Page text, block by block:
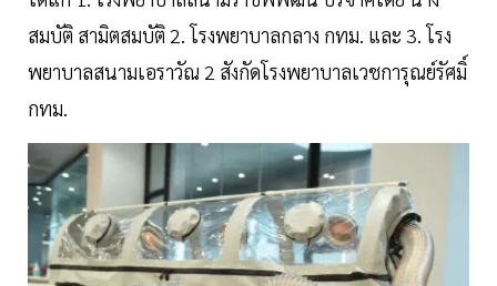
สมบัติ สามิตสมบัติ 2. โรงพยาบาลกลาง กทม. และ 3. โรง
พยาบาลสนามเอราวัณ 2 สังกัดโรงพยาบาลเวชการุณย์รัศมิ์
กทม.